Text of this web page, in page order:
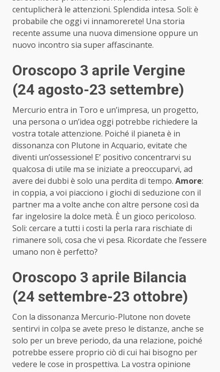
centuplicherà le attenzioni. Splendida intesa. Soli: è
probabile che oggi vi innamorerete! Una storia
recente assume una nuova dimensione oppure un
nuovo incontro sia super affascinante.
Oroscopo 3 aprile Vergine
(24 agosto-23 settembre)
Mercurio entra in Toro e un’impresa, un progetto,
una persona o un’idea oggi potrebbe richiedere la
vostra totale attenzione. Poiché il pianeta è in
dissonanza con Plutone in Acquario, evitate che
diventi un’ossessione! E’ positivo concentrarvi su
qualcosa di utile ma se iniziate a preoccuparvi, ad
avere dei dubbi è solo una perdita di tempo. Amore:
in coppia, a voi piacciono i giochi di seduzione con il
partner ma a volte anche con altre persone così da
far ingelosire la dolce metà. È un gioco pericoloso.
Soli: cercare a tutti i costi la perla rara rischiate di
rimanere soli, cosa che vi pesa. Ricordate che l’essere
umano non è perfetto?
Oroscopo 3 aprile Bilancia
(24 settembre-23 ottobre)
Con la dissonanza Mercurio-Plutone non dovete
sentirvi in colpa se avete preso le distanze, anche se
solo per un breve periodo, da una relazione, poiché
potrebbe essere proprio ciò di cui hai bisogno per
vedere le cose in prospettiva. La vostra opinione